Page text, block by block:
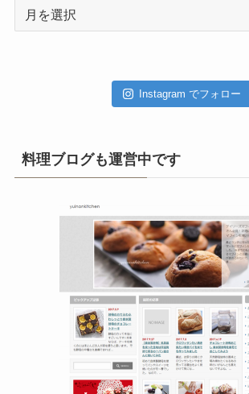
Instagram でフォロー
料理ブログも運営中です